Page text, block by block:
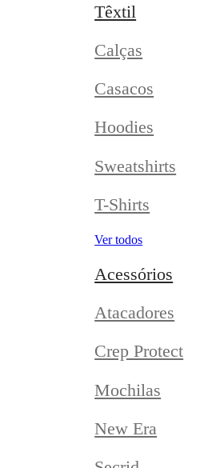
Têxtil
Calças
Casacos
Hoodies
Sweatshirts
T-Shirts
Ver todos
Acessórios
Atacadores
Crep Protect
Mochilas
New Era